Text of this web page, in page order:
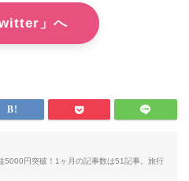
」へ
5000円突破！1ヶ月の記事数は51記事。旅行